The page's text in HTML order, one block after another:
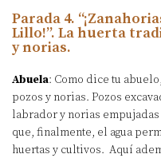
Parada 4.
Lillo!”. La huerta
y norias.
Abuela: Como dice tu
pozos y norias. Pozos
labrador y norias
que, finalmente, el agua
huertas y cultivos. Aquí